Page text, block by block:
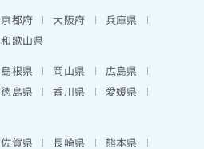
京都府 大阪府
兵庫県
和歌山県
島根県 岡山県
広島県
徳島県 香川県
愛媛県
佐賀県 長崎県
熊本県